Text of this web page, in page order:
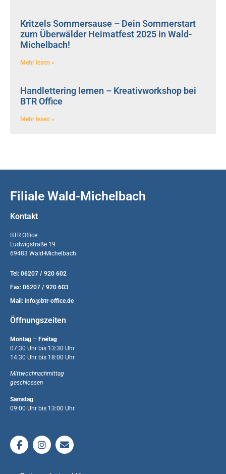
Kritzels Sommersause – Dein Sommerstart
zum Überwälder Heimatfest 2025 in Wald-
Michelbach!
Mehr lesen »
Handlettering lernen – Kreativworkshop bei
BTR Office
Mehr lesen »
Filiale Wald-Michelbach
Kontakt
BTR Office
Ludwigstraße 19
69483 Wald-Michelbach
Tel: 06207 / 920 602
Fax: 06207 / 920 603
Mail: info@btr-office.de
Öffnungszeiten
Montag – Freitag
07:30 Uhr bis 13:30 Uhr
14:30 Uhr bis 18:00 Uhr
Mittwochnachmittag
geschlossen
Samstag
09:00 Uhr bis 13:00 Uhr